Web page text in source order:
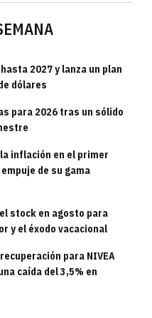
2027 y lanza un plan
dólares
para 2026 tras un sólido
inflación en el primer
de su gama
stock en agosto para
y el éxodo vacacional
para NIVEA
caída del 3,5% en